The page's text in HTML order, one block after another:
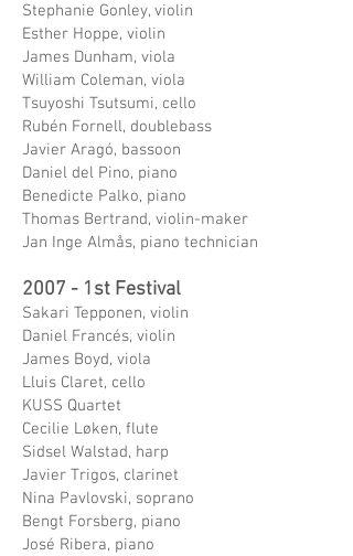
Stephanie Gonley, violin
Esther Hoppe, violin
James Dunham, viola
William Coleman, viola
Tsuyoshi Tsutsumi, cello
Rubén Fornell, doublebass
Javier Aragó, bassoon
Daniel del Pino, piano
Benedicte Palko, piano
Thomas Bertrand, violin-maker
Jan Inge Almås, piano technician
2007 - 1st Festival
Sakari Tepponen, violin
Daniel Francés, violin
James Boyd, viola
Lluis Claret, cello
KUSS Quartet
Cecilie Løken, flute
Sidsel Walstad, harp
Javier Trigos, clarinet
Nina Pavlovski, soprano
Bengt Forsberg, piano
José Ribera, piano